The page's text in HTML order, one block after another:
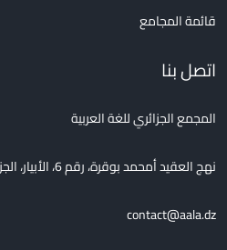
قائمة المجامع
اتصل بنا
المجمع الجزائري للغة العربية
نهج العقيد أمحمد بوقرة، رقم 6، الأبيار، الجزائر
contact@aala.dz